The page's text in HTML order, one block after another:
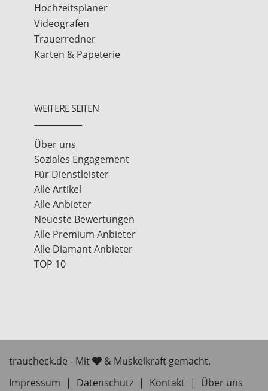
Hochzeitsplaner
Videografen
Trauerredner
Karten & Papeterie
WEITERE SEITEN
Über uns
Soziales Engagement
Für Dienstleister
Alle Artikel
Alle Anbieter
Neueste Bewertungen
Alle Premium Anbieter
Alle Diamant Anbieter
TOP 10
traucheck.de - Mit
& Muskelkraft gemacht.
Impressum
| Datenschutz | Kontakt | Über uns